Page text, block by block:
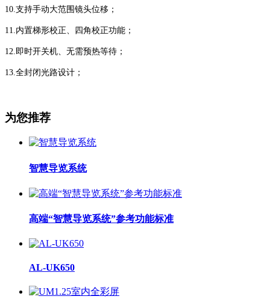
10.支持手动大范围镜头位移；
11.内置梯形校正、四角校正功能；
12.即时开关机、无需预热等待；
13.全封闭光路设计；
为您推荐
智慧导览系统
高端“智慧导览系统”参考功能标准
AL-UK650